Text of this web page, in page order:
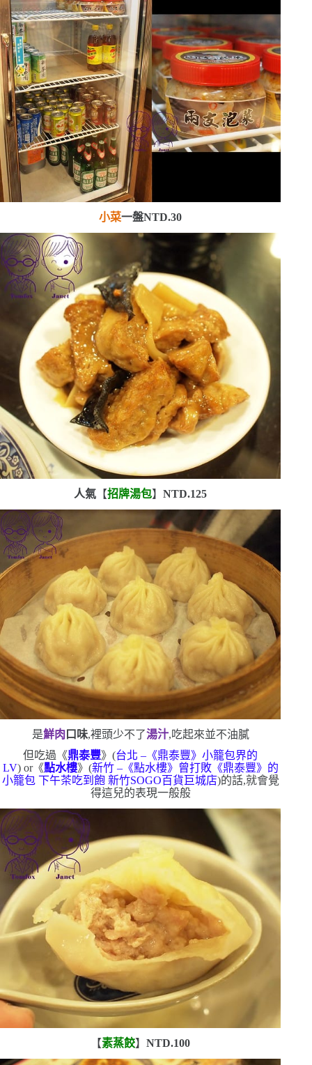
小菜一盤NTD.30
人氣 【招牌湯包】NTD.125
是鮮肉 口味,裡頭少不了湯汁,吃起來並不油膩
但吃過《鼎泰豐》(台北 – 《鼎泰豐》小籠包界的
LV) or《點水樓》 (新竹–《點水樓》曾打敗《鼎泰豐》的
小籠包 下午茶吃到飽 新竹SOGO百貨巨城店)的話,就會覺
得這兒的表現一般般
【素蒸餃】NTD.100